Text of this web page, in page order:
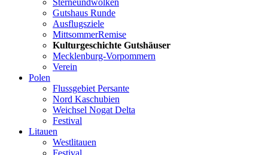
Sterneundwolken
Gutshaus Runde
Ausflugsziele
MittsommerRemise
Kulturgeschichte Gutshäuser
Mecklenburg-Vorpommern
Verein
Polen
Flussgebiet Persante
Nord Kaschubien
Weichsel Nogat Delta
Festival
Litauen
Westlitauen
Festival